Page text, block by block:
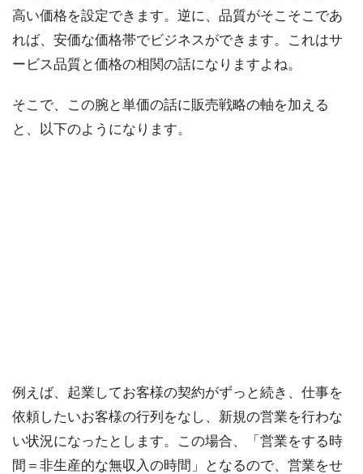
高い価格を設定できます。逆に、品質がそこそこであ
れば、安価な価格帯でビジネスができます。これはサ
ービス品質と価格の相関の話になりますよね。
そこで、この腕と単価の話に販売戦略の軸を加える
と、以下のようになります。
例えば、起業してお客様の契約がずっと続き、仕事を
依頼したいお客様の行列をなし、新規の営業を行わな
い状況になったとします。この場合、「営業をする時
間＝非生産的な無収入の時間」となるので、営業をせ